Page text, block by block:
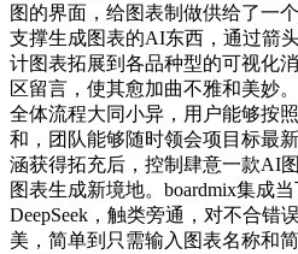
图的界面，给图表制做供给了一
支撑生成图表的AI东西，通过箭
计图表拓展到各品种型的可视化
区留言，使其愈加曲不雅和美妙
全体流程大同小异，用户能够按
和，团队能够随时领会项目标最
涵获得拓充后，控制肆意一款AI
图表生成新境地。boardmix集成
DeepSeek，触类旁通，对不合错
美，简单到只需输入图表名称和